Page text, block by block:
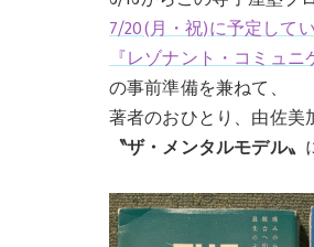
7/20(月・祝)に予定して
『レゾナント・コミュニ
の事前準備を兼ねて、
著者のおひとり、由佐美
〝ザ・メンタルモデル〟